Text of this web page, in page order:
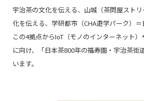
宇治茶の文化を伝える、山城（茶問屋スト
化を伝える、学研都市（CHA遊学パーク）＝
この4拠点からIoT（モノのインターネット
に向け、「日本茶800年の福寿園・宇治茶街
います。